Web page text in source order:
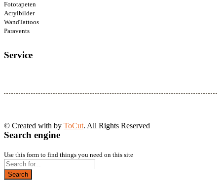
Fototapeten
Acrylbilder
WandTattoos
Paravents
Service
© Created with by ToCut. All Rights Reserved
Search engine
Use this form to find things you need on this site
Search